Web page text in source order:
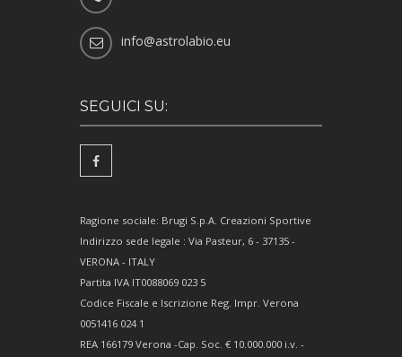
info@astrolabio.eu
SEGUICI SU:
Ragione sociale: Brugi S.p.A. Creazioni Sportive
Indirizzo sede legale : Via Pasteur, 6 - 37135 -
VERONA - ITALY
Partita IVA IT0088069 023 5
Codice Fiscale e Iscrizione Reg. Impr. Verona
0051416 024 1
REA 166179 Verona -Cap. Soc. € 10.000.000 i.v. -